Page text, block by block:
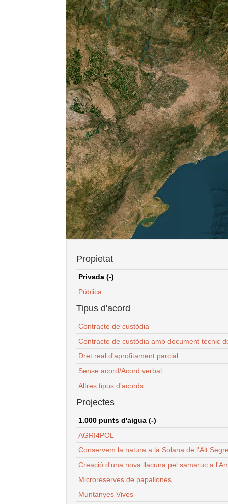
Propietat
Privada (-)
Pública
Tipus d'acord
Contracte de custòdia
Contracte de custòdia amb document tècnic
Dret real d'aprofitament parcial
Sense acord/Acord verbal
Altres tipus d'acords
Projectes
1.000 punts d'aigua (-)
AGRI4POL
Conservem la natura a la Solana de l'Alt
Creació d'una nova llacuna pel samaruc a
Microreserves de papallones
Muntanyes Vives